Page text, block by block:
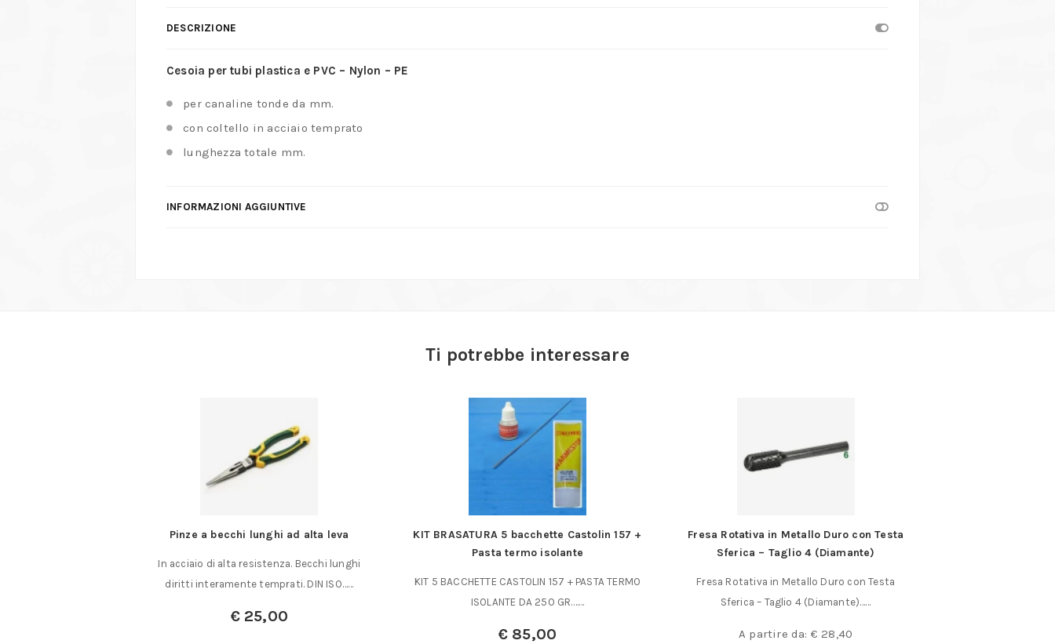
DESCRIZIONE
Cesoia per tubi plastica e PVC – Nylon – PE
per canaline tonde da mm.
con coltello in acciaio temprato
lunghezza totale mm.
INFORMAZIONI AGGIUNTIVE
Ti potrebbe interessare
Pinze a becchi lunghi ad alta leva
In acciaio di alta resistenza. Becchi lunghi
diritti interamente temprati. DIN ISO……
€25,00
KIT BRASATURA 5 bacchette Castolin 157 +
Pasta termo isolante
KIT 5 BACCHETTE CASTOLIN 157 + PASTA TERMO
ISOLANTE DA 250 GR.……
€85,00
Fresa Rotativa in Metallo Duro con Testa
Sferica – Taglio 4 (Diamante)
Fresa Rotativa in Metallo Duro con Testa
Sferica – Taglio 4 (Diamante)……
A partire da: € 28,40